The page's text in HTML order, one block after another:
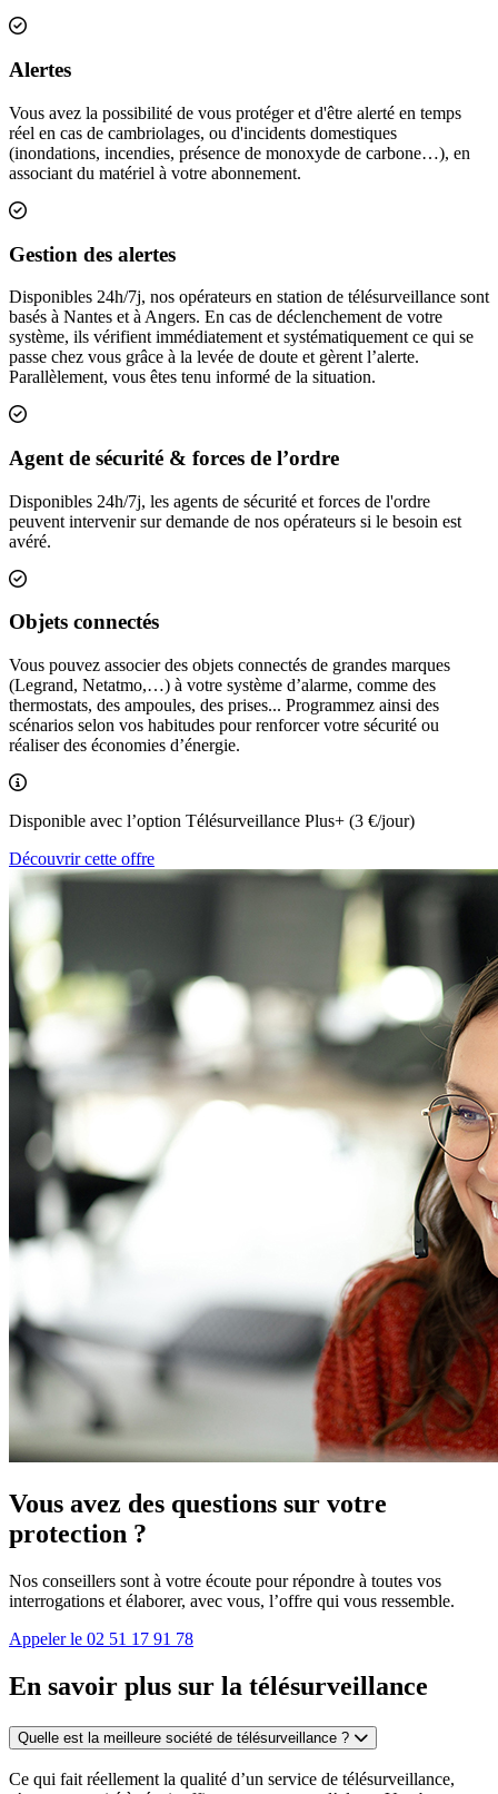
Inclus
Alertes
Vous avez la possibilité de vous protéger et d'être alerté en temps
réel en cas de cambriolages, ou d'incidents domestiques
(inondations, incendies, présence de monoxyde de carbone…), en
associant du matériel à votre abonnement.
Inclus
Gestion des alertes
Disponibles 24h/7j, nos opérateurs en station de télésurveillance sont
basés à Nantes et à Angers. En cas de déclenchement de votre
système, ils vérifient immédiatement et systématiquement ce qui se
passe chez vous grâce à la levée de doute et gèrent l’alerte.
Parallèlement, vous êtes tenu informé de la situation.
Inclus
Agent de sécurité & forces de l’ordre
Disponibles 24h/7j, les agents de sécurité et forces de l'ordre
peuvent intervenir sur demande de nos opérateurs si le besoin est
avéré.
Inclus
Objets connectés
Vous pouvez associer des objets connectés de grandes marques
(Legrand, Netatmo,…) à votre système d’alarme, comme des
thermostats, des ampoules, des prises... Programmez ainsi des
scénarios selon vos habitudes pour renforcer votre sécurité ou
réaliser des économies d’énergie.
Inclus sous-condition
Disponible avec l’option Télésurveillance Plus+ (3 €/jour)
Découvrir cette offre
Vous avez des questions sur votre
protection ?
Nos conseillers sont à votre écoute pour répondre à toutes vos
interrogations et élaborer, avec vous, l’offre qui vous ressemble.
Appeler le 02 51 17 91 78
En savoir plus sur la télésurveillance
Quelle est la meilleure société de télésurveillance ?
Ce qui fait réellement la qualité d’un service de télésurveillance,